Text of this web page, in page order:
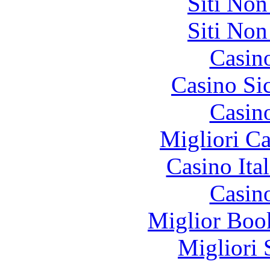
Siti
Casino
Migliori
Casino
Miglior
Migliori